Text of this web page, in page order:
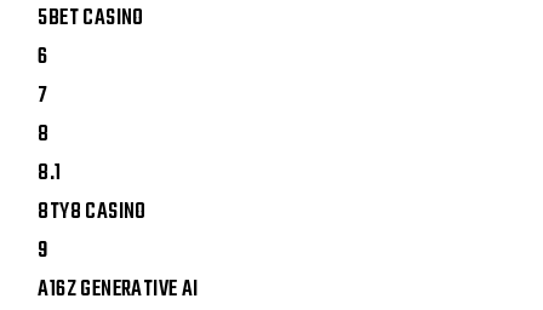
5BET CASINO
6
7
8
8.1
8TY8 CASINO
9
A16Z GENERATIVE AI